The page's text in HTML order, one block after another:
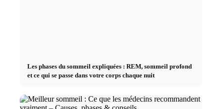
Les phases du sommeil expliquées : REM, sommeil profond
et ce qui se passe dans votre corps chaque nuit